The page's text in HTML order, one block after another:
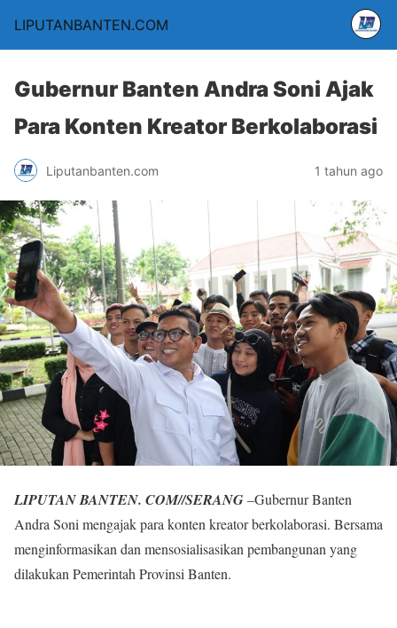
LIPUTANBANTEN.COM
Gubernur Banten Andra Soni Ajak
Para Konten Kreator Berkolaborasi
Liputanbanten.com 1 tahun ago
LIPUTAN BANTEN. COM//SERANG–Gubernur Banten
Andra Soni mengajak para konten kreator berkolaborasi. Bersama
menginformasikan dan mensosialisasikan pembangunan yang
dilakukan Pemerintah Provinsi Banten.